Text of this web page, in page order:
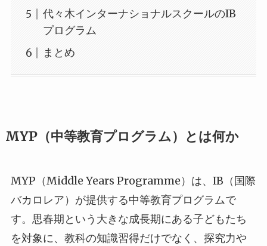
代々木インターナショナルスクールのIB
プログラム
まとめ
MYP（中等教育プログラム）とは何か
MYP（Middle Years Programme）は、IB（国際
バカロレア）が提供する中等教育プログラムで
す。思春期という大きな成長期にある子どもたち
を対象に、教科の知識習得だけでなく、探究力や